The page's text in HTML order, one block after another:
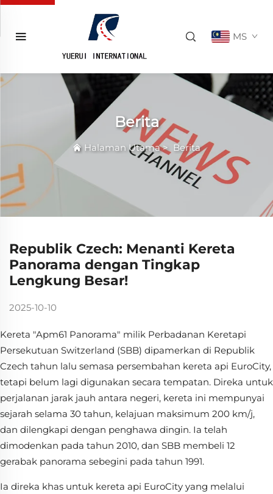
MS
Berita
Halaman Utama> Berita
Republik Czech: Menanti Kereta
Panorama dengan Tingkap
Lengkung Besar!
2025-10-10
Kereta "Apm61 Panorama" milik Perbadanan Keretapi
Persekutuan Switzerland (SBB) dipamerkan di Republik
Czech tahun lalu semasa persembahan kereta api EuroCity,
tetapi belum lagi digunakan secara tempatan. Direka untuk
perjalanan jarak jauh antara negeri, kereta ini mempunyai
sejarah selama 30 tahun, kelajuan maksimum 200 km/j,
dan dilengkapi dengan penghawa dingin. Ia telah
dimodenkan pada tahun 2010, dan SBB membeli 12
gerabak panorama sebegini pada tahun 1991.
Ia direka khas untuk kereta api EuroCity yang melalui